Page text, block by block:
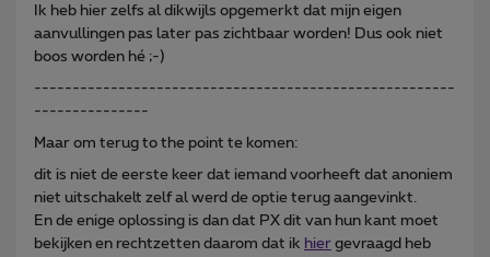
Ik heb hier zelfs al dikwijls opgemerkt dat mijn eigen
aanvullingen pas later pas zichtbaar worden! Dus ook niet
boos worden hé ;-)
-------------------------------------------------------
---------------
Maar om terug to the point te komen:
dit is niet de eerste keer dat iemand voorheeft dat anoniem
niet uitschakelt zelf al werd de optie terug aangevinkt.
En de enige oplossing is dan dat PX dit van hun kant moet
bekijken en rechtzetten daarom dat ik hier gevraagd heb